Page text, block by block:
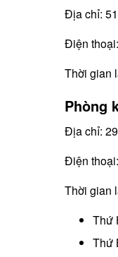
Địa chỉ:
Điện
Thời gian
Phòng
Địa chỉ:
Điện
Thời gian
Thứ
Thứ